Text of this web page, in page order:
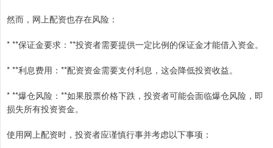
然而，网上配资也存在风险：
* **保证金要求：**投资者需要提供一定比例的保证金才能借入资金。
* **利息费用：**配资资金需要支付利息，这会降低投资收益。
* **爆仓风险：**如果股票价格下跌，投资者可能会面临爆仓风险，即
损失所有投资资金。
使用网上配资时，投资者应谨慎行事并考虑以下事项：